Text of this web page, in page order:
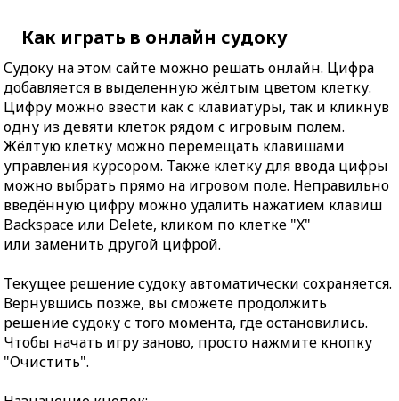
Как играть в онлайн судоку
Судоку на этом сайте можно решать онлайн. Цифра
добавляется в выделенную жёлтым цветом клетку.
Цифру можно ввести как с клавиатуры, так и кликнув
одну из девяти клеток рядом с игровым полем.
Жёлтую клетку можно перемещать клавишами
управления курсором. Также клетку для ввода цифры
можно выбрать прямо на игровом поле. Неправильно
введённую цифру можно удалить нажатием клавиш
Backspace или Delete, кликом по клетке "X"
или заменить другой цифрой.
Текущее решение судоку автоматически сохраняется.
Вернувшись позже, вы сможете продолжить
решение судоку с того момента, где остановились.
Чтобы начать игру заново, просто нажмите кнопку
"Очистить".